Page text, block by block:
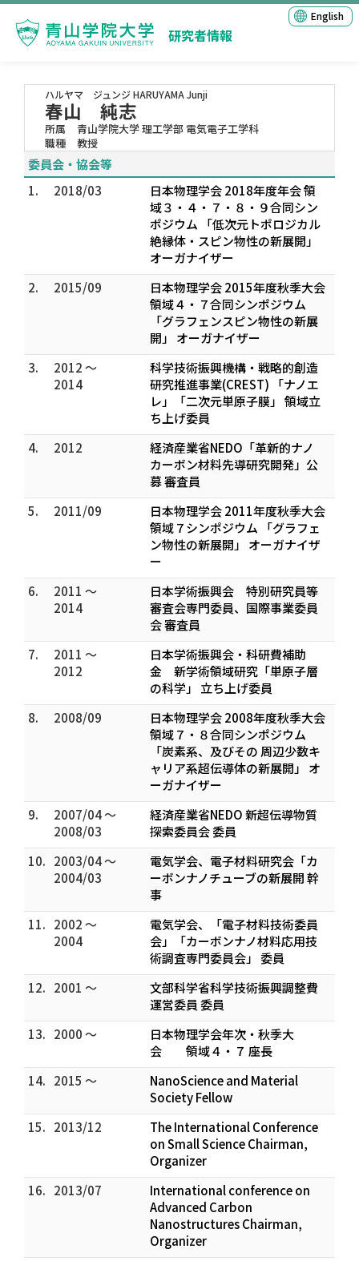
研究者情報
English
ハルヤマ ジュンジ HARUYAMA Junji
春山 純志
所属
青山学院大学 理工学部 電気電子工学科
職種
教授
委員会・協会等
1.
2018/03
日本物理学会 2018年度年会 領
域３・４・７・８・９合同シン
ポジウム 「低次元トポロジカル
絶縁体・スピン物性の新展開」
オーガナイザー
2.
2015/09
日本物理学会 2015年度秋季大会
領域４・７合同シンポジウム
「グラフェンスピン物性の新展
開」 オーガナイザー
3.
2012 ～
2014
科学技術振興機構・戦略的創造
研究推進事業(CREST) 「ナノエ
レ」「二次元単原子膜」 領域立
ち上げ委員
4.
2012
経済産業省NEDO「革新的ナノ
カーボン材料先導研究開発」公
募 審査員
5.
2011/09
日本物理学会 2011年度秋季大会
領域７シンポジウム 「グラフェ
ン物性の新展開」 オーガナイザ
ー
6.
2011 ～
2014
日本学術振興会 特別研究員等
審査会専門委員、国際事業委員
会 審査員
7.
2011 ～
2012
日本学術振興会・科研費補助
金 新学術領域研究「単原子層
の科学」 立ち上げ委員
8.
2008/09
日本物理学会 2008年度秋季大会
領域７・８合同シンポジウム
「炭素系、及びその 周辺少数キ
ャリア系超伝導体の新展開」 オ
ーガナイザー
9.
2007/04 ～
2008/03
経済産業省NEDO 新超伝導物質
探索委員会 委員
10. 2003/04 ～
2004/03
電気学会、電子材料研究会「カ
ーボンナノチューブの新展開 幹
事
11. 2002 ～
2004
電気学会、「電子材料技術委員
会」「カーボンナノ材料応用技
術調査専門委員会」 委員
12. 2001 ～
文部科学省科学技術振興調整費
運営委員 委員
13. 2000 ～
日本物理学会年次・秋季大
会 領域４・７ 座長
14. 2015 ～
NanoScience and Material
Society Fellow
15. 2013/12
The International Conference
on Small Science Chairman,
Organizer
16. 2013/07
International conference on
Advanced Carbon
Nanostructures Chairman,
Organizer